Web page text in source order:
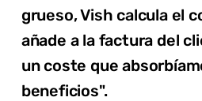
grueso, Vish calcula el
añade a la factura del
un coste que
beneficios".